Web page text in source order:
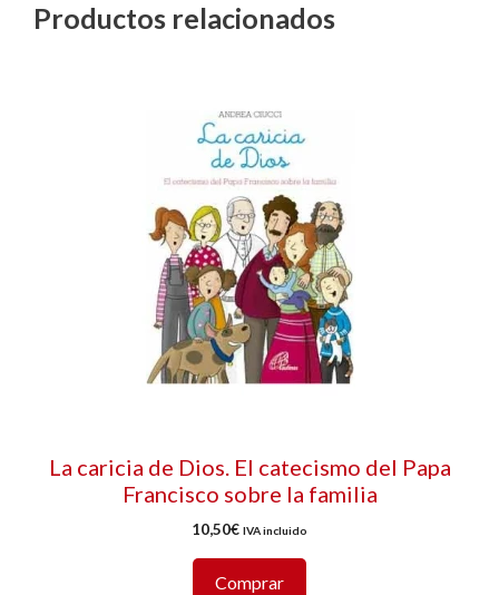
Productos relacionados
La caricia de Dios. El catecismo del Papa
Francisco sobre la familia
10,50€ IVA incluido
Comprar